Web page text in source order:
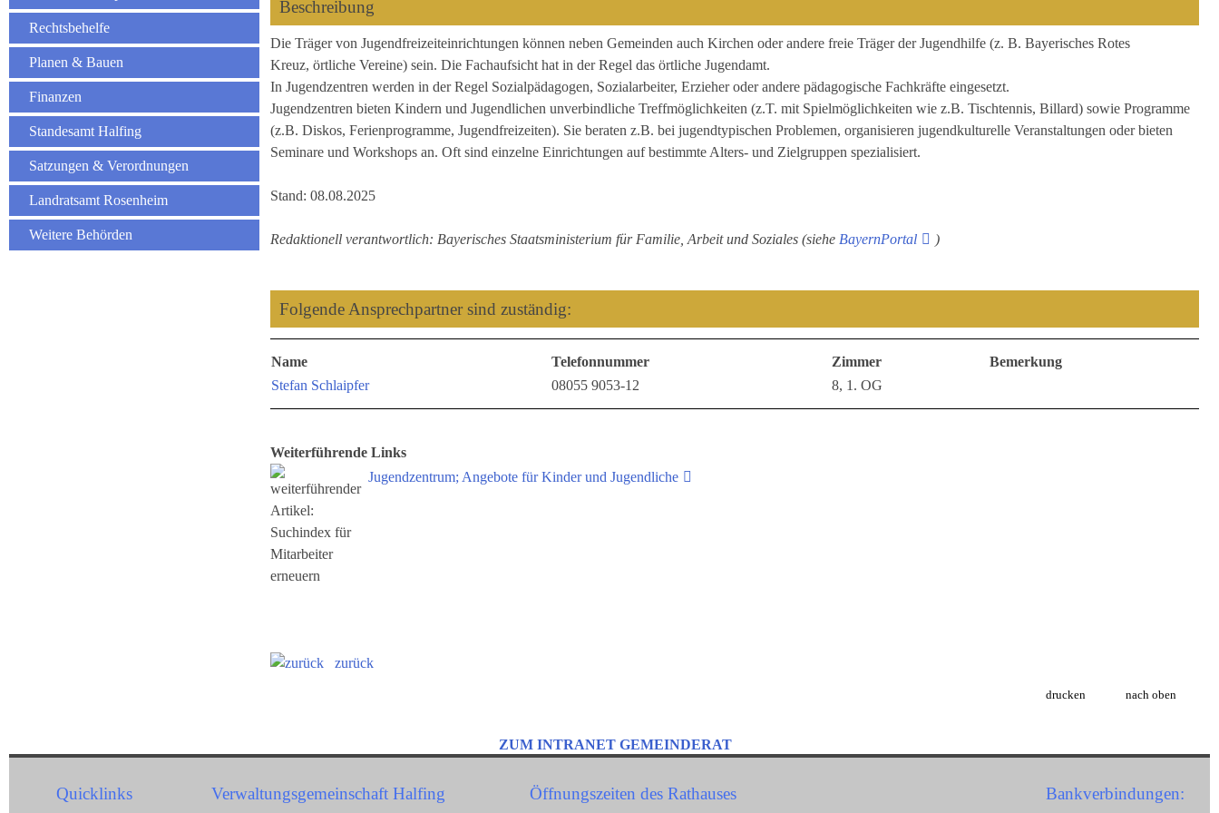
Rechtsbehelfe
Planen & Bauen
Finanzen
Standesamt Halfing
Satzungen & Verordnungen
Landratsamt Rosenheim
Weitere Behörden
Beschreibung
Die Träger von Jugendfreizeiteinrichtungen können neben Gemeinden auch Kirchen oder andere freie Träger der Jugendhilfe (z. B. Bayerisches Rotes
Kreuz, örtliche Vereine) sein. Die Fachaufsicht hat in der Regel das örtliche Jugendamt.
In Jugendzentren werden in der Regel Sozialpädagogen, Sozialarbeiter, Erzieher oder andere pädagogische Fachkräfte eingesetzt.
Jugendzentren bieten Kindern und Jugendlichen unverbindliche Treffmöglichkeiten (z.T. mit Spielmöglichkeiten wie z.B. Tischtennis, Billard) sowie Programme
(z.B. Diskos, Ferienprogramme, Jugendfreizeiten). Sie beraten z.B. bei jugendtypischen Problemen, organisieren jugendkulturelle Veranstaltungen oder bieten
Seminare und Workshops an. Oft sind einzelne Einrichtungen auf bestimmte Alters- und Zielgruppen spezialisiert.
Stand: 08.08.2025
Redaktionell verantwortlich: Bayerisches Staatsministerium für Familie, Arbeit und Soziales (siehe BayernPortal )
Folgende Ansprechpartner sind zuständig:
Name Telefonnummer Zimmer
Bemerkung
Stefan Schlaipfer
08055 9053-12 8, 1. OG
Weiterführende Links
Jugendzentrum; Angebote für Kinder und Jugendliche
zurück
drucken nach oben
ZUM INTRANET GEMEINDERAT
Quicklinks Verwaltungsgemeinschaft Halfing Öffnungszeiten des Rathauses Bankverbindungen: